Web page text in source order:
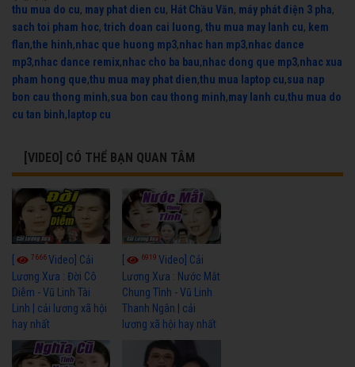
thu mua do cu, may phat dien cu, Hát Chầu Văn, máy phát điện 3 pha,
sach toi pham hoc, trich doan cai luong, thu mua may lanh cu, kem
flan,the hinh,nhac que huong mp3,nhac han mp3,nhac dance
mp3,nhac dance remix,nhac cho ba bau,nhac dong que mp3,nhac xua
pham hong que,thu mua may phat dien,thu mua laptop cu,sua nap
bon cau thong minh,sua bon cau thong minh,may lanh cu,thu mua do
cu tan binh, laptop cu
[VIDEO] CÓ THỂ BẠN QUAN TÂM
7666Video] Cải
Lương Xưa : Đời Cô
Diễm - Vũ Linh Tài
Linh | cải lương xã hội
hay nhất
6919Video] Cải
Lương Xưa : Nước Mắt
Chung Tình - Vũ Linh
Thanh Ngân | cải
lương xã hội hay nhất